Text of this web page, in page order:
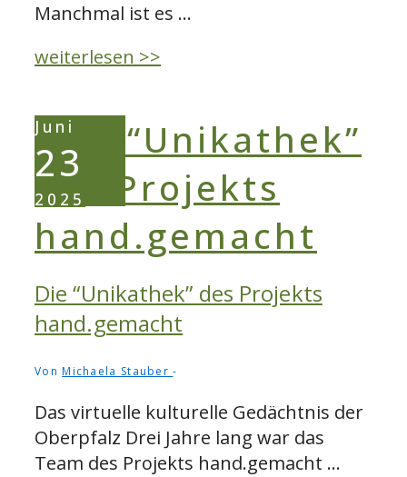
Manchmal ist es …
Vom
zum
virtuellen
Gedächtnisträger
weiterlesen >>
Juni
23
2025
Die “Unikathek” des Projekts
hand.gemacht
VonMichaela Stauber
Das virtuelle kulturelle Gedächtnis der
Oberpfalz Drei Jahre lang war das
Team des Projekts hand.gemacht …